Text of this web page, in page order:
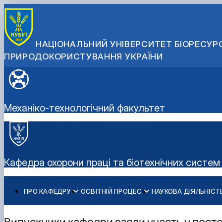
НАЦІОНАЛЬНИЙ УНІВЕРСИТЕТ
ПРИРОДОКОРИСТУВАННЯ УКРАЇНИ
Механіко-технологічний факультет
Кафедра охорони праці та біотехнічних
ПРО КАФЕДРУ
Історія кафедри
ОСВІТНІЙ ПРОЦЕС
Навчальна робота
НАУКОВА
Наукова тематика